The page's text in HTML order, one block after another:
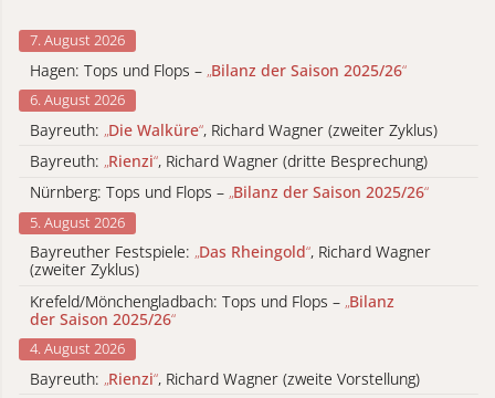
7. August 2026
Hagen: Tops und Flops – „Bilanz der Saison 2025/26“
6. August 2026
Bayreuth: „Die Walküre“, Richard Wagner (zweiter Zyklus)
Bayreuth: „Rienzi“, Richard Wagner (dritte Besprechung)
Nürnberg: Tops und Flops – „Bilanz der Saison 2025/26“
5. August 2026
Bayreuther Festspiele: „Das Rheingold“, Richard Wagner
(zweiter Zyklus)
Krefeld/Mönchengladbach: Tops und Flops – „Bilanz
der Saison 2025/26“
4. August 2026
Bayreuth: „Rienzi“, Richard Wagner (zweite Vorstellung)